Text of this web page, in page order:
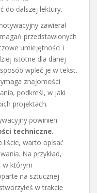
do dalszej lektury.
zawierał
przedstawionych
umiejętności i
istotne dla danej
wpleć je w tekst.
znajomości
podkreśl, w jaki
projektach.
powinien
techniczne.
liście, warto opisać
Na przykład,
w którym
na sztucznej
w trakcie